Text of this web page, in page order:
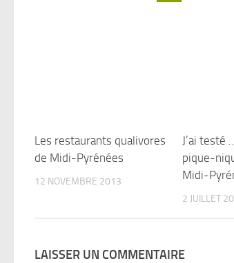
Les restaurants qualivores
de Midi-Pyrénées
12 NOVEMBRE 2013
J’ai testé
pique-
Midi-
2 JUILLET
LAISSER UN COMMENTAIRE